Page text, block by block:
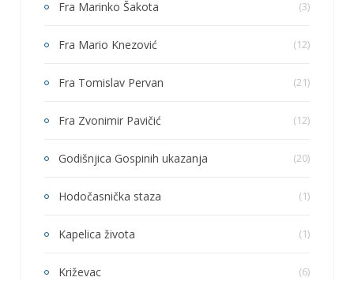
Fra Marinko Šakota (3)
Fra Mario Knezović (12)
Fra Tomislav Pervan (21)
Fra Zvonimir Pavičić (12)
Godišnjica Gospinih ukazanja (20)
Hodočasnička staza (1)
Kapelica života (1)
Križevac (6)